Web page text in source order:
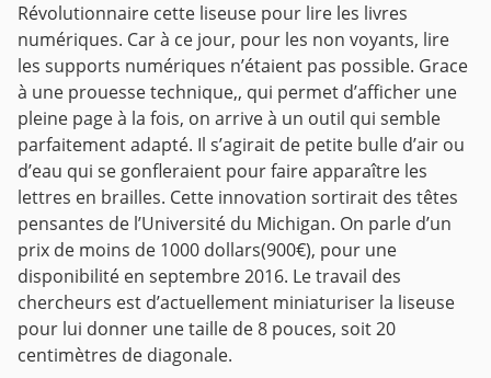
Révolutionnaire cette liseuse pour lire les livres
numériques. Car à ce jour, pour les non voyants, lire
les supports numériques n’étaient pas possible. Grace
à une prouesse technique,, qui permet d’afficher une
pleine page à la fois, on arrive à un outil qui semble
parfaitement adapté. Il s’agirait de petite bulle d’air ou
d’eau qui se gonfleraient pour faire apparaître les
lettres en brailles. Cette innovation sortirait des têtes
pensantes de l’Université du Michigan. On parle d’un
prix de moins de 1000 dollars(900€), pour une
disponibilité en septembre 2016. Le travail des
chercheurs est d’actuellement miniaturiser la liseuse
pour lui donner une taille de 8 pouces, soit 20
centimètres de diagonale.